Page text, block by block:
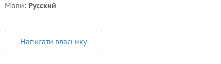
Мови: Русский
Написати власнику